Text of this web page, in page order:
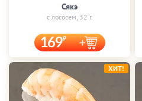
Сякэ
с лососем, 32 г.
169
ХИТ!